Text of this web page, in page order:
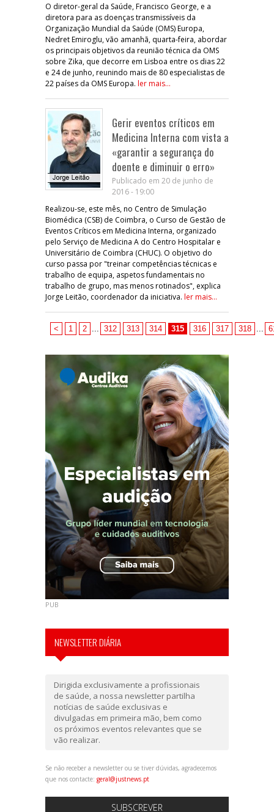
O diretor-geral da Saúde, Francisco George, e a
diretora para as doenças transmissíveis da
Organização Mundial da Saúde (OMS) Europa,
Nedret Emiroglu, vão amanhã, quarta-feira, abordar
os principais objetivos da reunião técnica da OMS
sobre Zika, que decorre em Lisboa entre os dias 22
e 24 de junho, reunindo mais de 80 especialistas de
22 países da OMS Europa. ler mais...
Gerir eventos críticos em
Medicina Interna com vista a
«garantir a segurança do
doente e diminuir o erro»
Publicado em 20 de junho de
2016 - 19:00
Realizou-se, este mês, no Centro de Simulação
Biomédica (CSB) de Coimbra, o Curso de Gestão de
Eventos Críticos em Medicina Interna, organizado
pelo Serviço de Medicina A do Centro Hospitalar e
Universitário de Coimbra (CHUC). O objetivo do
curso passa por "treinar competências técnicas e
trabalho de equipa, aspetos fundamentais no
trabalho de grupo, mas menos rotinados", explica
Jorge Leitão, coordenador da iniciativa. ler mais...
< 1 2 312 313 314 315 316 317 318
PUB
NEWSLETTER DIÁRIA
Dirigida exclusivamente a profissionais
de saúde, a nossa newsletter partilha
notícias de saúde exclusivas e
divulgadas em primeira mão, bem como
os próximos eventos relevantes que se
vão realizar.
Se não receber a newsletter ou se tiver dúvidas, agradecemos
que nos contacte: geral@justnews.pt
SUBSCREVER